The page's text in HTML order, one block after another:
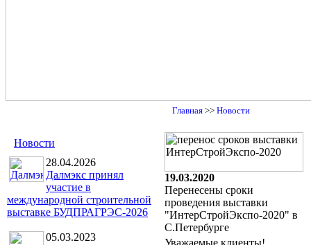
Главная >> Новости
Новости
28.04.2026
Далмэкс принял
участие в
международной строительной
выставке БУДПРАГРЭС-2026
05.03.2023
19.03.2020
Перенесены сроки
проведения выставки
"ИнтерСтройЭкспо-2020" в
С.Петербурге
Уважаемые клиенты!